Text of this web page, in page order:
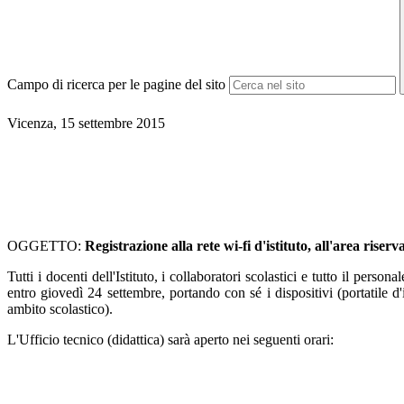
Campo di ricerca per le pagine del sito
Vicenza, 15 settembre 2015
OGGETTO: Registrazione alla rete wi-fi d'istituto, all'area
Tutti i docenti dell'Istituto, i collaboratori scolastici e tutto il
entro giovedì 24 settembre, portando con sé i dispositivi (portatile
ambito scolastico).
L'Ufficio tecnico (didattica) sarà aperto nei seguenti orari: